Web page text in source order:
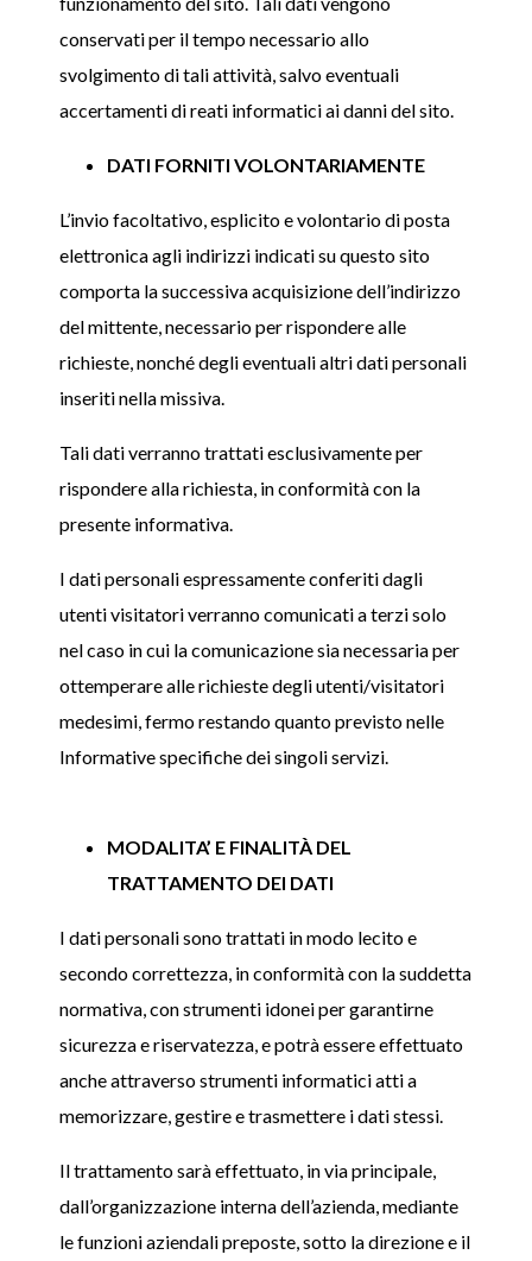
conservati per il tempo necessario allo
svolgimento di tali attività, salvo eventuali
accertamenti di reati informatici ai danni del sito.
DATI FORNITI VOLONTARIAMENTE
L’invio facoltativo, esplicito e volontario di posta
elettronica agli indirizzi indicati su questo sito
comporta la successiva acquisizione dell’indirizzo
del mittente, necessario per rispondere alle
richieste, nonché degli eventuali altri dati personali
inseriti nella missiva.
Tali dati verranno trattati esclusivamente per
rispondere alla richiesta, in conformità con la
presente informativa.
I dati personali espressamente conferiti dagli
utenti visitatori verranno comunicati a terzi solo
nel caso in cui la comunicazione sia necessaria per
ottemperare alle richieste degli utenti/visitatori
medesimi, fermo restando quanto previsto nelle
Informative specifiche dei singoli servizi.
MODALITA’ E FINALITÀ DEL
TRATTAMENTO DEI DATI
I dati personali sono trattati in modo lecito e
secondo correttezza, in conformità con la suddetta
normativa, con strumenti idonei per garantirne
sicurezza e riservatezza, e potrà essere effettuato
anche attraverso strumenti informatici atti a
memorizzare, gestire e trasmettere i dati stessi.
Il trattamento sarà effettuato, in via principale,
dall’organizzazione interna dell’azienda, mediante
le funzioni aziendali preposte, sotto la direzione e il